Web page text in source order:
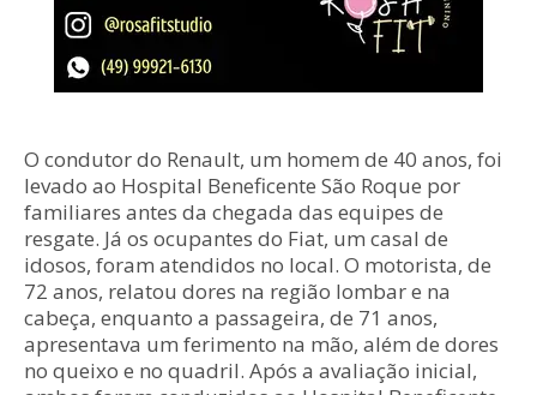
O condutor do Renault, um homem de 40 anos, foi
levado ao Hospital Beneficente São Roque por
familiares antes da chegada das equipes de
resgate. Já os ocupantes do Fiat, um casal de
idosos, foram atendidos no local. O motorista, de
72 anos, relatou dores na região lombar e na
cabeça, enquanto a passageira, de 71 anos,
apresentava um ferimento na mão, além de dores
no queixo e no quadril. Após a avaliação inicial,